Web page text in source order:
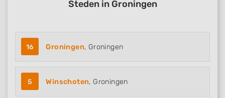
Steden in Groningen
16 Groningen, Groningen
5 Winschoten, Groningen